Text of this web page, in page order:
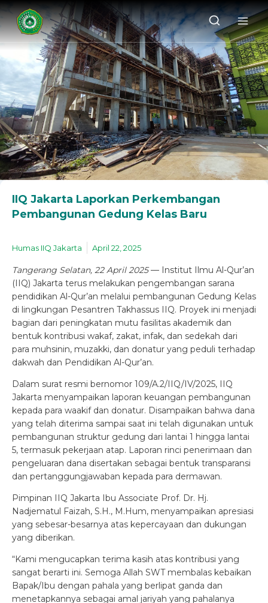
IIQ Jakarta Laporkan Perkembangan
Pembangunan Gedung Kelas Baru
Humas IIQ Jakarta April 22, 2025
Tangerang Selatan, 22 April 2025— Institut Ilmu Al-Qur’an
(IIQ) Jakarta terus melakukan pengembangan sarana
pendidikan Al-Qur’an melalui pembangunan Gedung Kelas
di lingkungan Pesantren Takhassus IIQ. Proyek ini menjadi
bagian dari peningkatan mutu fasilitas akademik dan
bentuk kontribusi wakaf, zakat, infak, dan sedekah dari
para muhsinin, muzakki, dan donatur yang peduli terhadap
dakwah dan Pendidikan Al-Qur’an.
Dalam surat resmi bernomor 109/A.2/IIQ/IV/2025, IIQ
Jakarta menyampaikan laporan keuangan pembangunan
kepada para waakif dan donatur. Disampaikan bahwa dana
yang telah diterima sampai saat ini telah digunakan untuk
pembangunan struktur gedung dari lantai 1 hingga lantai
5, termasuk pekerjaan atap. Laporan rinci penerimaan dan
pengeluaran dana disertakan sebagai bentuk transparansi
dan pertanggungjawaban kepada para dermawan.
Pimpinan IIQ Jakarta Ibu Associate Prof. Dr. Hj.
Nadjematul Faizah, S.H., M.Hum, menyampaikan apresiasi
yang sebesar-besarnya atas kepercayaan dan dukungan
yang diberikan.
“Kami mengucapkan terima kasih atas kontribusi yang
sangat berarti ini. Semoga Allah SWT membalas kebaikan
Bapak/Ibu dengan pahala yang berlipat ganda dan
menetapkannya sebagai amal jariyah yang pahalanya